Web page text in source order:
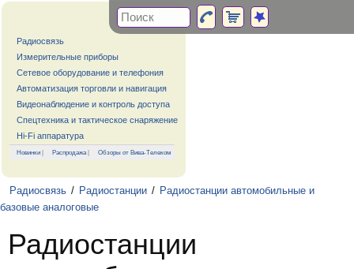
Радиосвязь
Измерительные приборы
Сетевое оборудование и телефония
Автоматизация торговли и навигация
Видеонаблюдение и контроль доступа
Спецтехника и тактическое снаряжение
Hi-Fi аппаратура
Новинки | Распродажа| Обзоры от Вива-Телеком
Радиосвязь / Радиостанции / Радиостанции автомобильные и
базовые аналоговые
Радиостанции